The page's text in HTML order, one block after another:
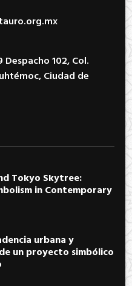
102, Col.
Ciudad de
Tokyo Skytree:
in Contemporary
urbana y
un proyecto simbólico